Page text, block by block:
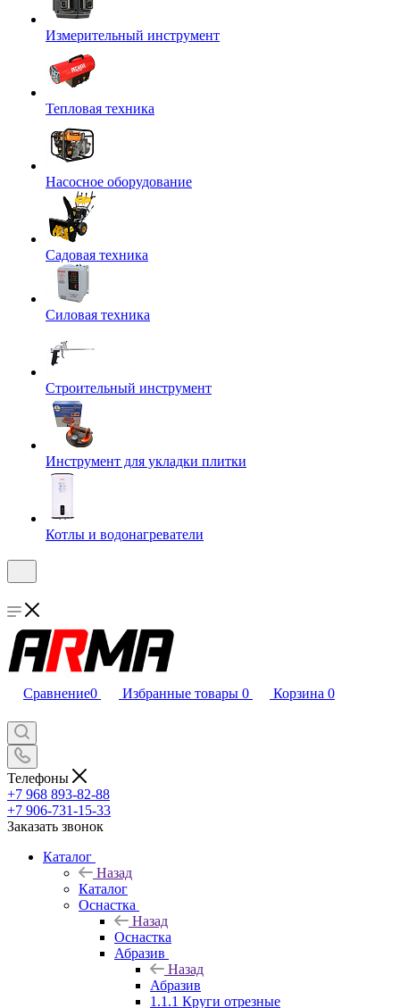
Измерительный инструмент
Тепловая техника
Насосное оборудование
Садовая техника
Силовая техника
Строительный инструмент
Инструмент для укладки плитки
Котлы и водонагреватели
Сравнение0 Избранные товары 0 Корзина 0
Телефоны
+7 968 893-82-88
+7 906-731-15-33
Заказать звонок
Каталог
Назад
Каталог
Оснастка
Назад
Оснастка
Абразив
Назад
Абразив
1.1.1 Круги отрезные